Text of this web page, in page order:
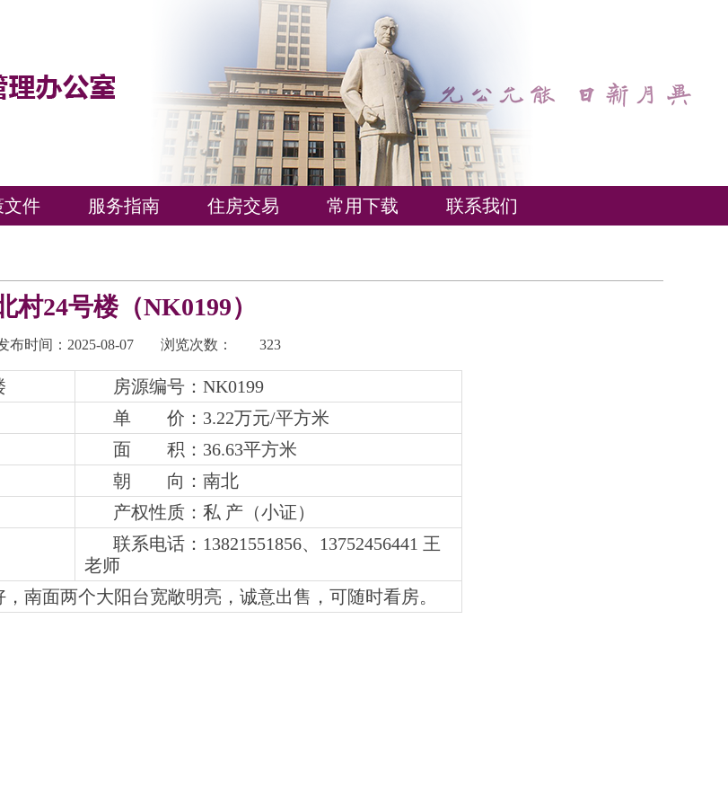
文件 服务指南 住房交易 常用下载 联系我们
村24号楼（NK0199）
布时间：2025-08-07 浏览次数： 323
房源编号：NK0199
单 价：3.22万元/平方米
面 积：36.63平方米
朝 向：南北
产权性质：私 产（小证）
联系电话： 13821551856、13752456441 王
老师
南面两个大阳台宽敞明亮， 诚意出售，可随时看房。